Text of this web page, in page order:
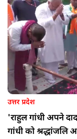
उत्तर प्रदेश
'राहुल गांधी अपने
गांधी को श्रद्धांजलि